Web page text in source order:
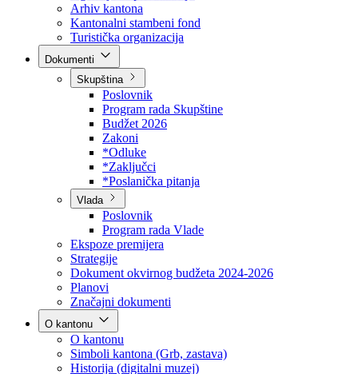
BPK šume
RTV BPK
Agencija za privatizaciju
Arhiv kantona
Kantonalni stambeni fond
Turistička organizacija
Skupština
Poslovnik
Program rada Skupštine
Budžet 2026
Zakoni
*Odluke
*Zaključci
*Poslanička pitanja
Vlada
Poslovnik
Program rada Vlade
Ekspoze premijera
Strategije
Dokument okvirnog budžeta 2024-2026
Planovi
Značajni dokumenti
O kantonu